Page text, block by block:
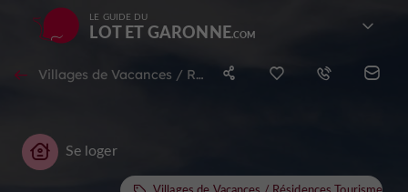
LE GUIDE DU
LOT ET GARONNE
Villages de Vacances / Résidences Tourisme à Gavaudun
Se loger